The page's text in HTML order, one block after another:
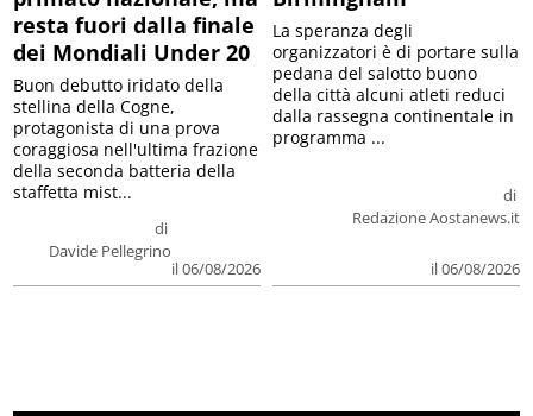
resta fuori dalla finale
dei Mondiali Under 20
di
Davide Pellegrino
il 06/08/2026
Buon debutto iridato della
stellina della Cogne,
protagonista di una prova
coraggiosa nell'ultima frazione
della seconda batteria della
staffetta mist...
di
Redazione Aostanews.it
il 06/08/2026
La speranza degli
organizzatori è di portare sulla
pedana del salotto buono
della città alcuni atleti reduci
dalla rassegna continentale in
programma ...